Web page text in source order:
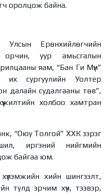
оролцож байна.
Улсын Ерөнхийлөгчийн
уур амьсгалын
яам, “Бан Ги Мүн”
сургуулийн Уолтер
далайн судалгааны төв”,
холбоо хамтран
“Оюу Толгой” ХХК зэрэг
иргэний нийгмийн
байгаа юм.
хийн шингээлт,
тулд эрчим хүч, тээвэр,